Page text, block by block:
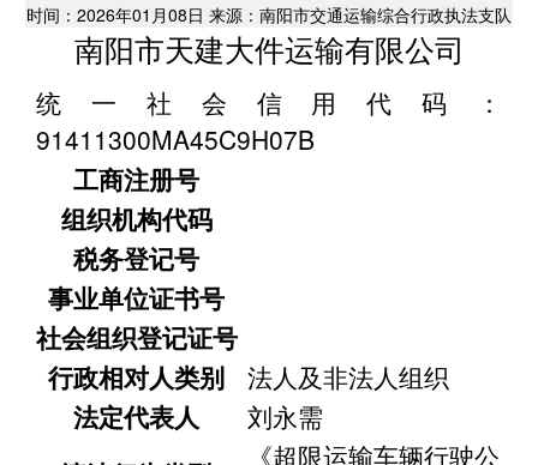
时间：2026年01月08日 来源：南阳市交通运输综合行政执法支队
南阳市天建大件运输有限公司
统一社会信用代码：
91411300MA45C9H07B
工商注册号
组织机构代码
税务登记号
事业单位证书号
社会组织登记证号
行政相对人类别
法人及非法人组织
法定代表人
刘永需
《超限运输车辆行驶公